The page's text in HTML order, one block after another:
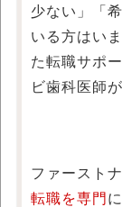
少ない」「
いる方はい
た転職サポ
ビ歯科医師
ファースト
転職を専門